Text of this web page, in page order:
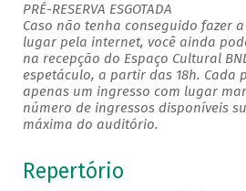
PRÉ-RESERVA ESGOTADA
Caso não tenha conseguido fazer
lugar pela internet, você ainda
na recepção do Espaço Cultural
espetáculo, a partir das 18h. Cada
apenas um ingresso com lugar
número de ingressos disponíveis
máxima do auditório.
Repertório